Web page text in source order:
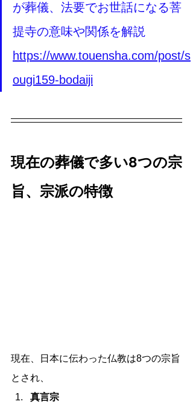
が葬儀、法要でお世話になる菩
提寺の意味や関係を解説
https://www.touensha.com/post/s
ougi159-bodaiji
現在の葬儀で多い8つの宗
旨、宗派の特徴
現在、日本に伝わった仏教は8つの宗旨
とされ、
真言宗